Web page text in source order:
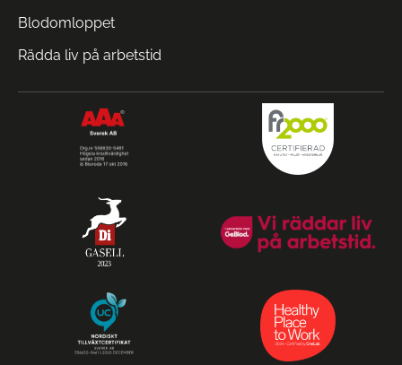
Blodomloppet
Rädda liv på arbetstid